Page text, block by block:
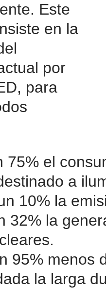
Este
en la
por
para
75% el
a
10% la
32% la
95% menos
la larga